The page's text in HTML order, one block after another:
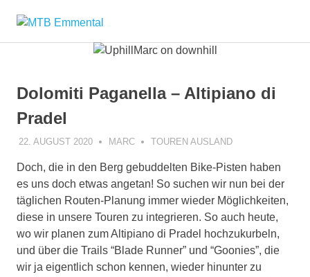
Inhalt
springen
Emmental
Dolomiti Paganella – Altipiano di
Pradel
22. AUGUST 2020 MARC TOUREN AUSLAND
Doch, die in den Berg gebuddelten Bike-Pisten haben
es uns doch etwas angetan! So suchen wir nun bei der
täglichen Routen-Planung immer wieder Möglichkeiten,
diese in unsere Touren zu integrieren. So auch heute,
wo wir planen zum Altipiano di Pradel hochzukurbeln,
und über die Trails “Blade Runner” und “Goonies”, die
wir ja eigentlich schon kennen, wieder hinunter zu